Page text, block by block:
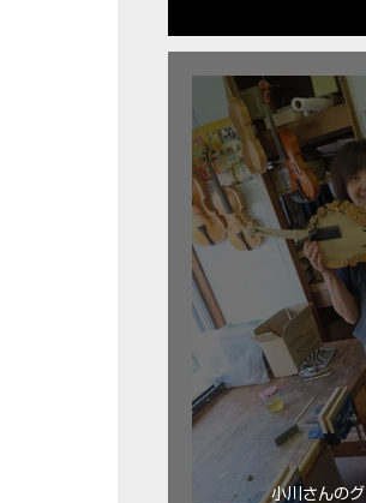
小川さんの